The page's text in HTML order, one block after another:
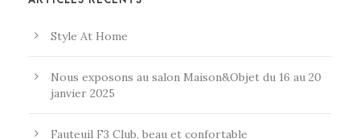
Style At Home
Nous exposons au salon Maison&Objet du 16 au 20
janvier 2025
Fauteuil F3 Club, beau et confortable